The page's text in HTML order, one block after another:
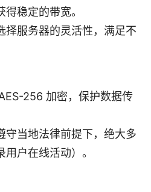
稳定的带宽。
择服务器的灵活性，满足不
256 加密，保护数据传
守当地法律前提下，绝大多
户在线活动）。